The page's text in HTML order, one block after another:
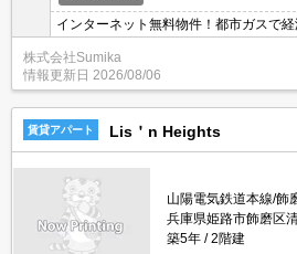
インターネット無料物件！都市ガスで
株式会社Sumika
情報更新日 2026/08/06
賃貸アパート Lis＇n Heights
山陽電気鉄道本線/飾
兵庫県姫路市飾磨区
築5年
2階建